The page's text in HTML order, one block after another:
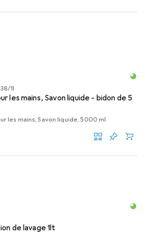
/1l
les mains, Savon liquide - bidon de 5
les mains, Savon liquide, 5000 ml
de lavage 1lt